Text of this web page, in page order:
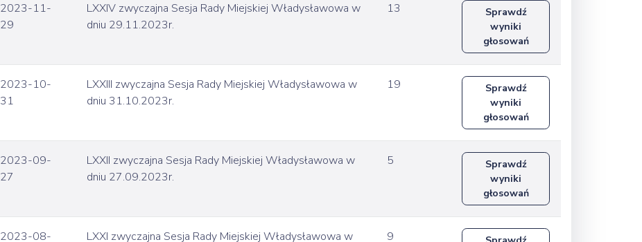
2023-11-
29
LXXIV zwyczajna Sesja Rady Miejskiej Władysławowa w
dniu 29.11.2023r.
13
Sprawdź
wyniki
głosowań
2023-10-
31
LXXIII zwyczajna Sesja Rady Miejskiej Władysławowa w
dniu 31.10.2023r.
19
Sprawdź
wyniki
głosowań
2023-09-
27
LXXII zwyczajna Sesja Rady Miejskiej Władysławowa w
dniu 27.09.2023r.
5
Sprawdź
wyniki
głosowań
2023-08-
LXXI zwyczajna Sesja Rady Miejskiej Władysławowa w
9